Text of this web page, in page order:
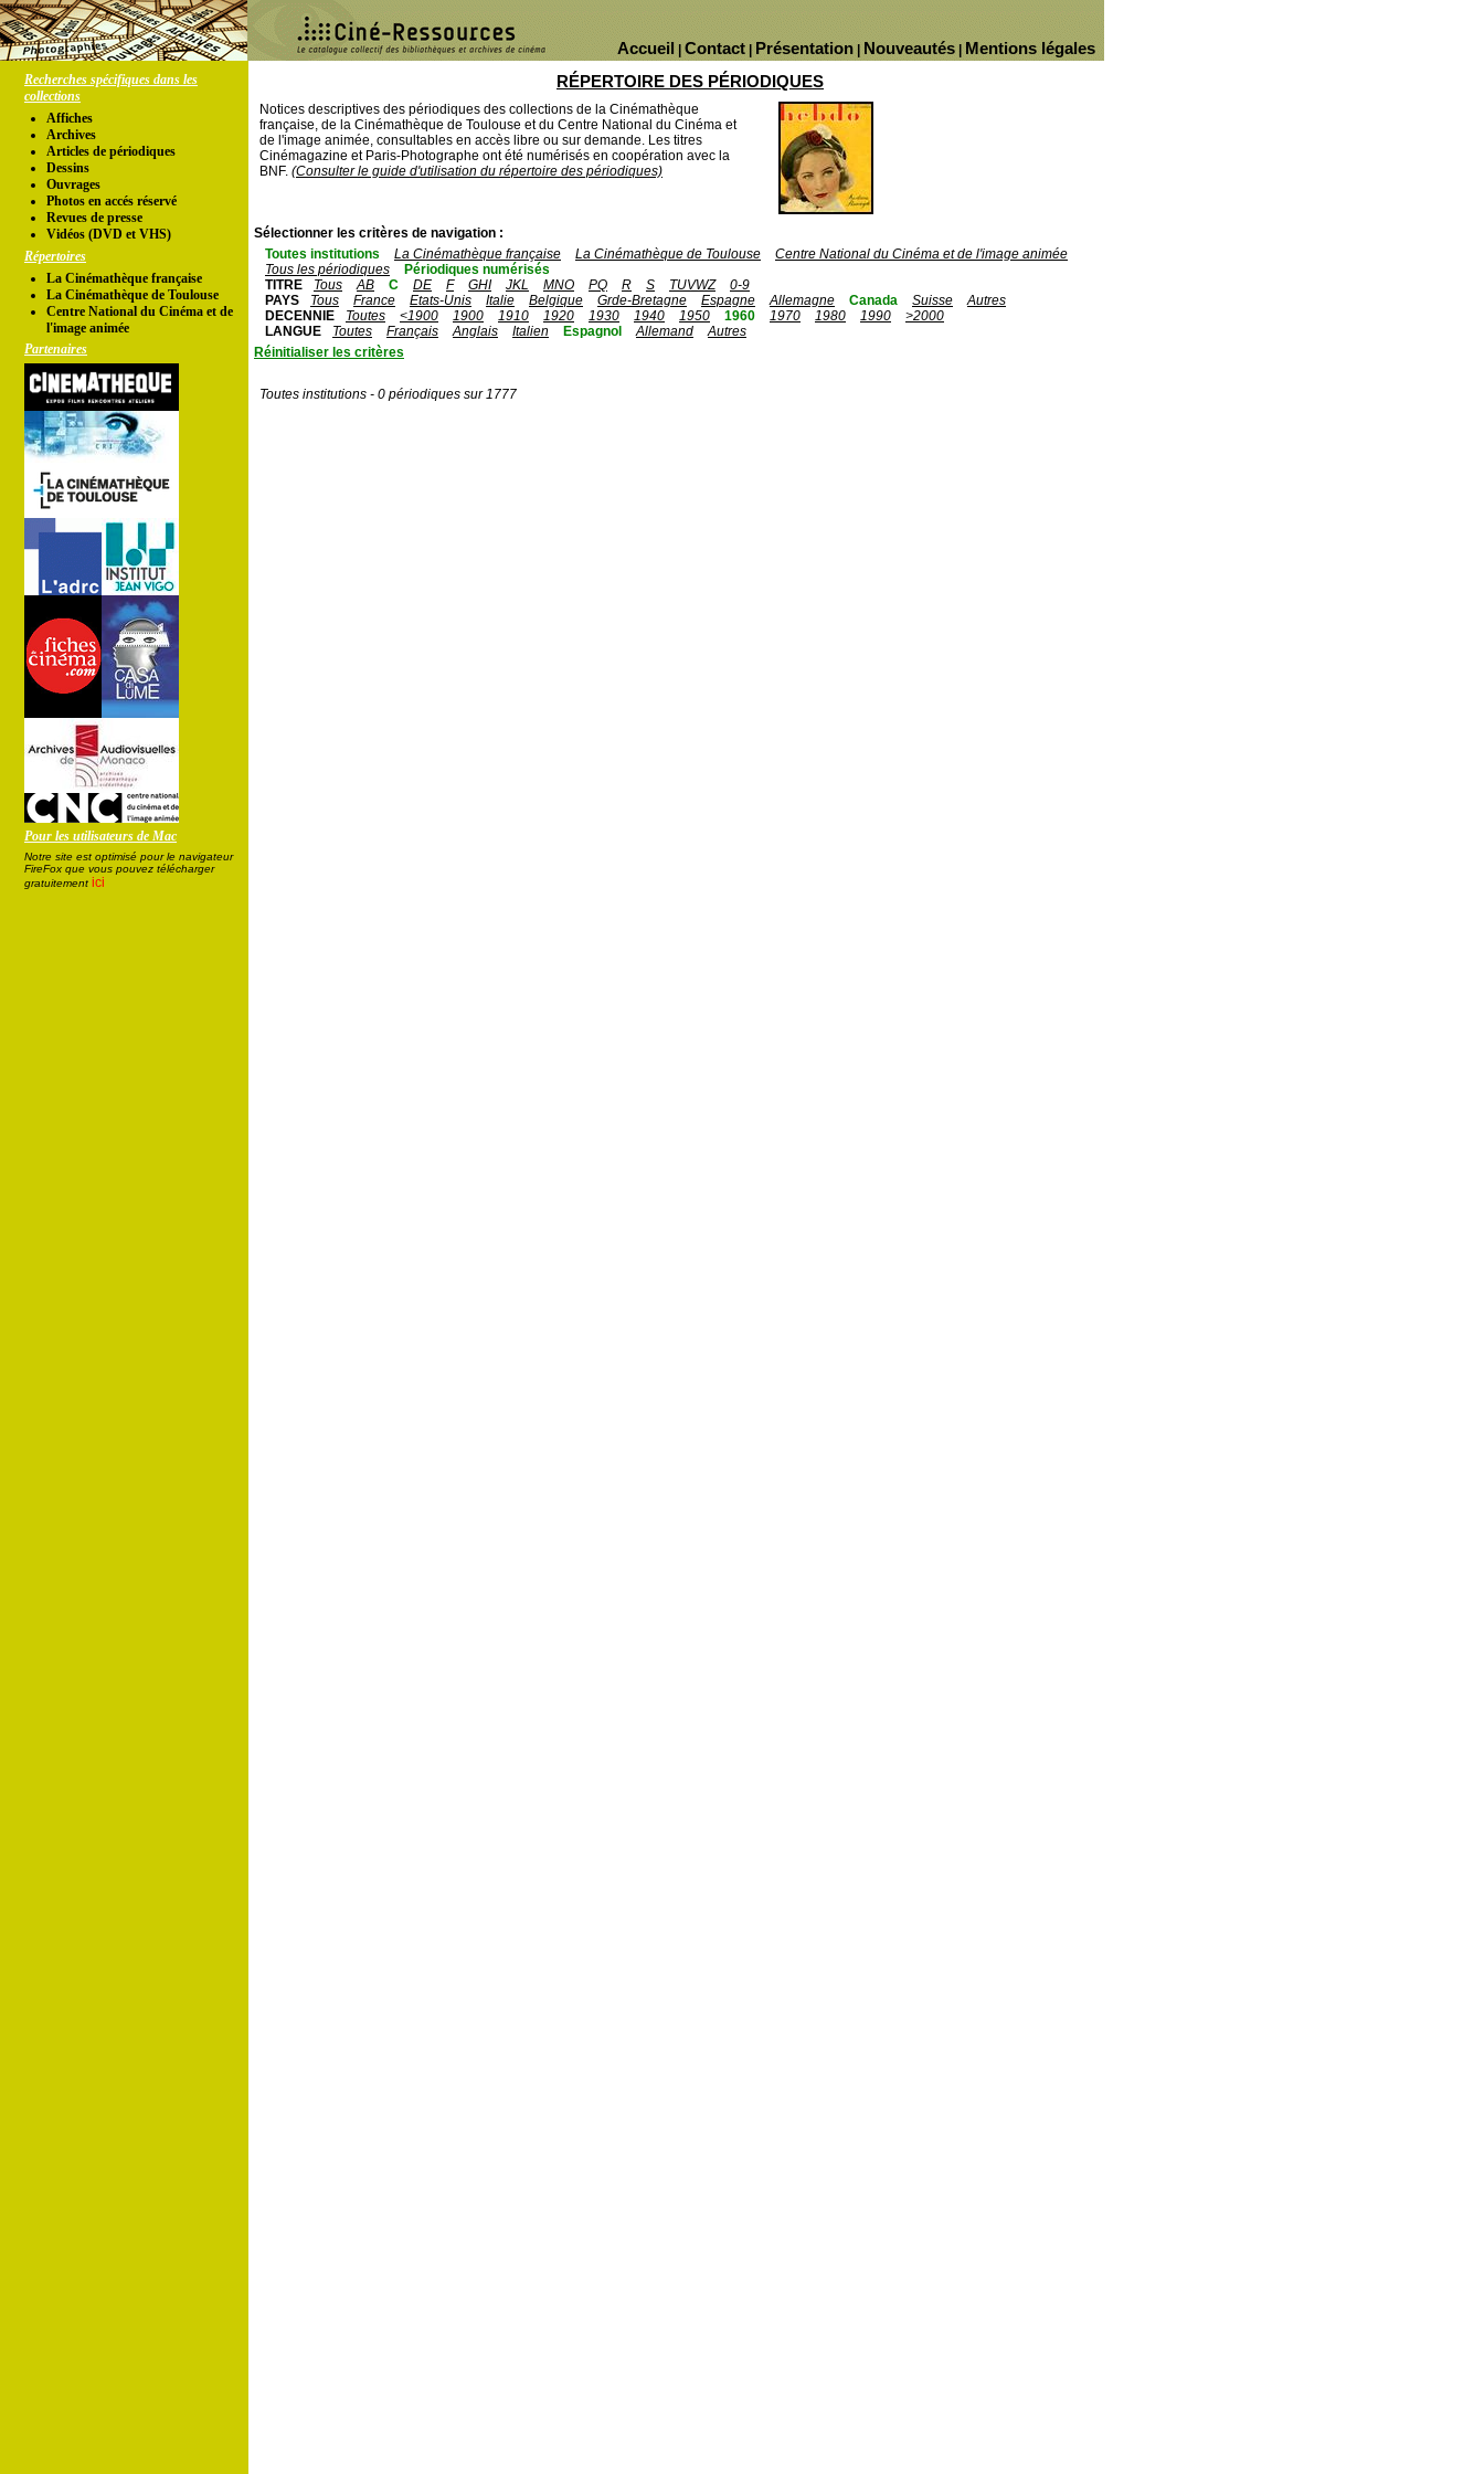
Mentions légales
Nouveautés
Présentation
Contact
Accueil
Recherches spécifiques dans les
collections
Affiches
Archives
Articles de périodiques
Dessins
Ouvrages
Photos en accés réservé
Revues de presse
Vidéos (DVD et VHS)
Répertoires
La Cinémathèque française
La Cinémathèque de Toulouse
Centre National du Cinéma et de
l'image animée
Partenaires
Pour les utilisateurs de Mac
Notre site est optimisé pour le navigateur
FireFox que vous pouvez télécharger
gratuitement ici
RÉPERTOIRE DES PÉRIODIQUES
Notices descriptives des périodiques des collections de la Cinémathèque
française, de la Cinémathèque de Toulouse et du Centre National du Cinéma et
de l'image animée, consultables en accès libre ou sur demande. Les titres
Cinémagazine et Paris-Photographe ont été numérisés en coopération avec la
BNF. (Consulter le guide d'utilisation du répertoire des périodiques)
Sélectionner les critères de navigation :
Toutes institutions
La Cinémathèque française La Cinémathèque de Toulouse
Centre National du Cinéma et de l'image animée
Tous les périodiques
Périodiques numérisés
TITRE
Tous AB C DE F GHI JKL MNO PQ R S TUVWZ
0-9
PAYS
Tous France Etats-Unis Italie Belgique Grde-Bretagne Espagne Allemagne Canada Suisse
Autres
DECENNIE
Toutes <1900 1900 1910 1920 1930 1940 1950 1960 1970 1980 1990
>2000
LANGUE
Toutes Français Anglais Italien Espagnol Allemand
Autres
Réinitialiser les critères
Toutes institutions - 0 périodiques sur 1777